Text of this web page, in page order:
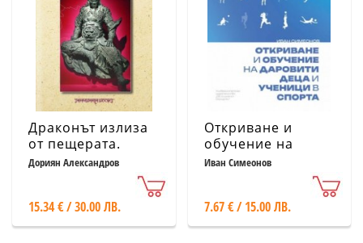
Драконът излиза
от пещерата.
Същността на
бойните изкуства
Дориян Александров
15.34 € / 30.00 ЛВ.
Откриване и
обучение на
даровити деца и
ученици в спорта
Иван Симеонов
7.67 € / 15.00 ЛВ.